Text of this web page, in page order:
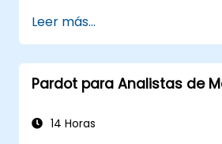
Gestionar las relaciones
los procesos de ventas
Sales.
Utilizar datos y análisis
Integrar Dynamics 365
Leer más...
Pardot para Analistas de
14 Horas